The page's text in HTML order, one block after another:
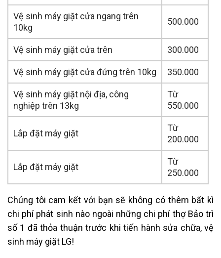
Vệ sinh máy giặt cửa ngang trên
10kg
500.000
Vệ sinh máy giặt cửa trên 300.000
Vệ sinh máy giặt cửa đứng trên 10kg 350.000
Vệ sinh máy giặt nội địa, công
nghiệp trên 13kg
Từ
550.000
Lắp đặt máy giặt
Từ
200.000
Lắp đặt máy giặt
Từ
250.000
Chúng tôi cam kết với bạn sẽ không có thêm bất kì
chi phí phát sinh nào ngoài những chi phí thợ Bảo trì
số 1 đã thỏa thuận trước khi tiến hành sửa chữa, vệ
sinh máy giặt LG!